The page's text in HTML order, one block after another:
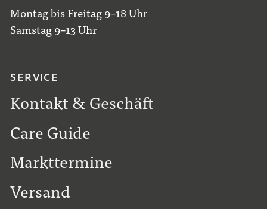
Montag bis Freitag 9–18 Uhr
Samstag 9–13 Uhr
SERVICE
Kontakt & Geschäft
Care Guide
Markttermine
Versand